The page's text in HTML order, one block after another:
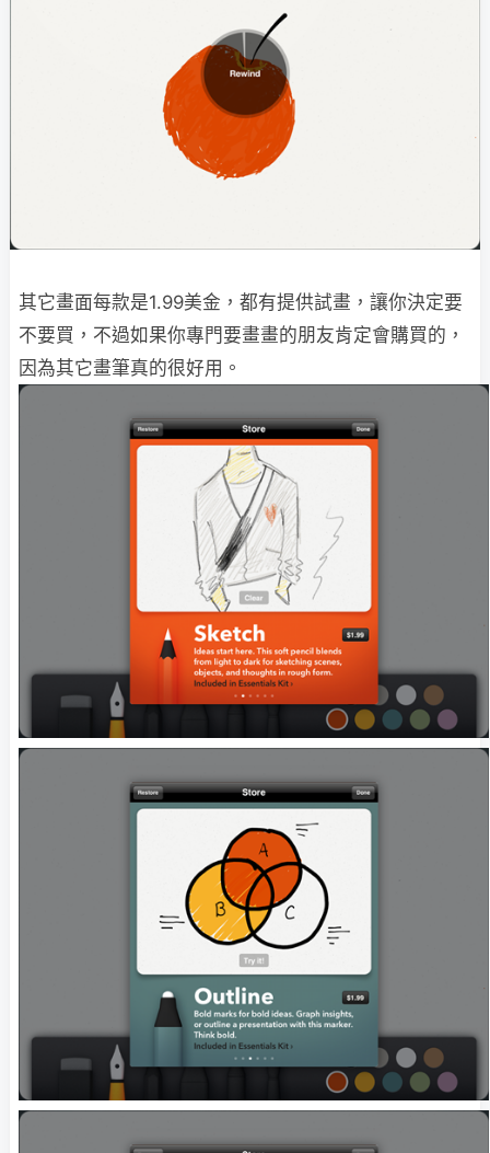
其它畫面每款是1.99美金，都有提供試畫，讓你決定要
不要買，不過如果你專門要畫畫的朋友肯定會購買的，
因為其它畫筆真的很好用。